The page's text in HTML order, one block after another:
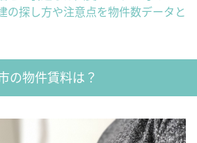
の探し方や注意点を物件数データと
の物件賃料は？